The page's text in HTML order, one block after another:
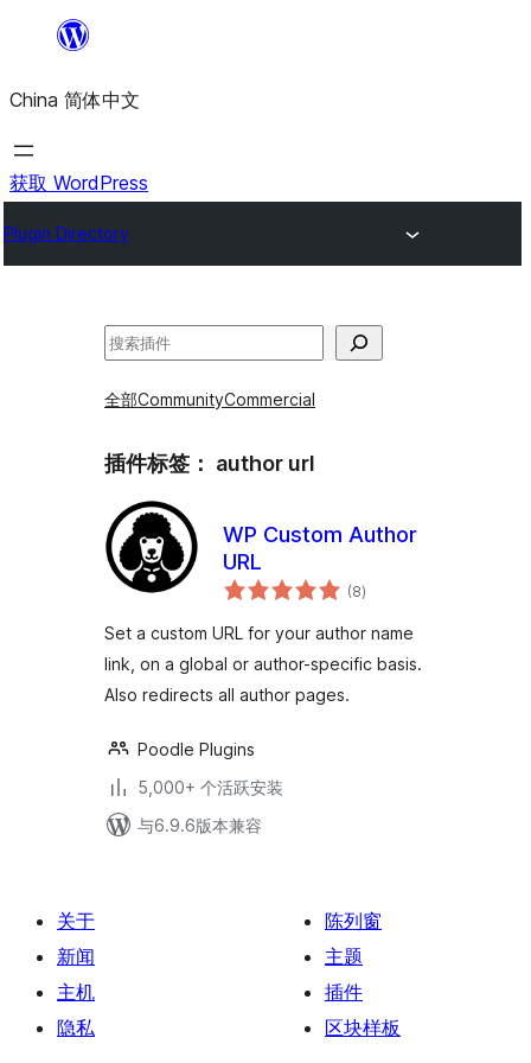
内
容
China 简体中文
获取 WordPress
Plugin Directory
搜
全部CommunityCommercial
插件标签： author url
WP Custom Author
URL
(8总
评)
Set a custom URL for your author name
link, on a global or author-specific basis.
Also redirects all author pages.
Poodle Plugins
5,000+ 个活跃安装
与6.9.6版本兼容
关于
新闻
主机
隐私
陈列窗
主题
插件
区块样板